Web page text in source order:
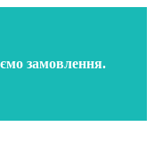
замовлення.